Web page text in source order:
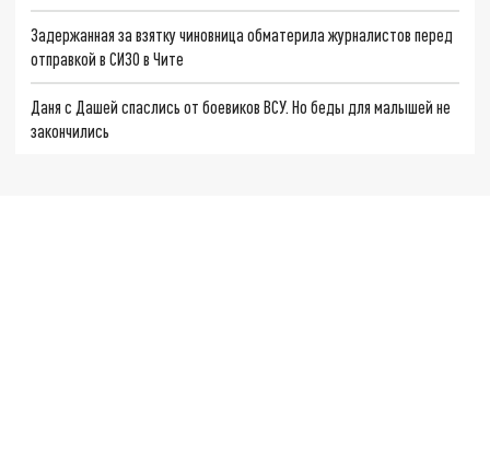
Задержанная за взятку чиновница обматерила журналистов перед
отправкой в СИЗО в Чите
Даня с Дашей спаслись от боевиков ВСУ. Но беды для малышей не
закончились